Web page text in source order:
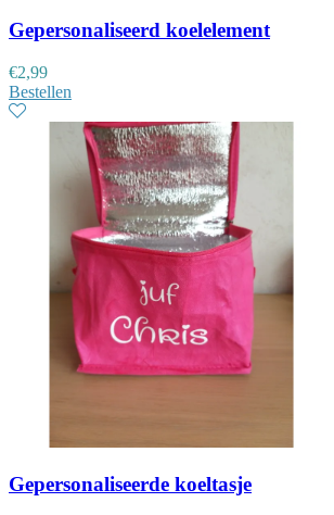
Gepersonaliseerd koelelement
€2,99
Bestellen
Gepersonaliseerde koeltasje